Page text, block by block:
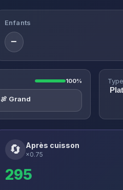
Enfants
−
100%
🍖 Grand
🔄 Après cuisson
×0.75
295